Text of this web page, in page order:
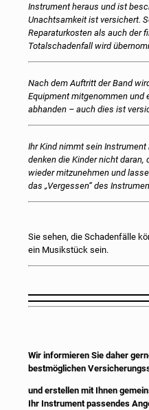
Instrument heraus und ist
Unachtsamkeit ist versichert.
Reparaturkosten als auch der
Totalschadenfall wird
Nach dem Auftritt der Band
Equipment mitgenommen und
abhanden – auch dies ist
Ihr Kind nimmt sein
denken die Kinder nicht daran,
wieder mitzunehmen und
das „Vergessen“ des
Sie sehen, die Schadenfälle
ein Musikstück sein.
Wir informieren Sie daher
bestmöglichen
und erstellen mit Ihnen
Ihr Instrument passendes